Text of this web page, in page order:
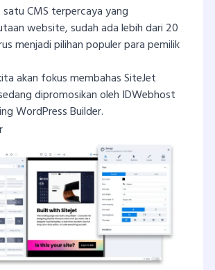
satu CMS terpercaya yang
website, sudah ada lebih dari 20
menjadi pilihan populer para pemilik
akan fokus membahas SiteJet
dipromosikan oleh IDWebhost
WordPress Builder.